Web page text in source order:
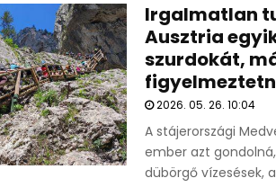
Irgalmatlan
Ausztria
szurdokát,
2026. 05. 26. 10:04
A stájerországi
ember azt
dübörgő vízesések,